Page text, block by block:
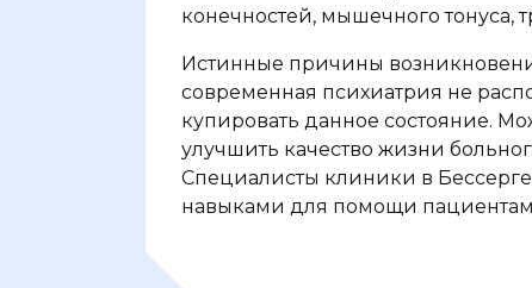
конечностей, мышечного тонуса,
Истинные причины
современная психиатрия не
купировать данное состояние.
улучшить качество жизни
Специалисты клиники в
навыками для помощи пациентам